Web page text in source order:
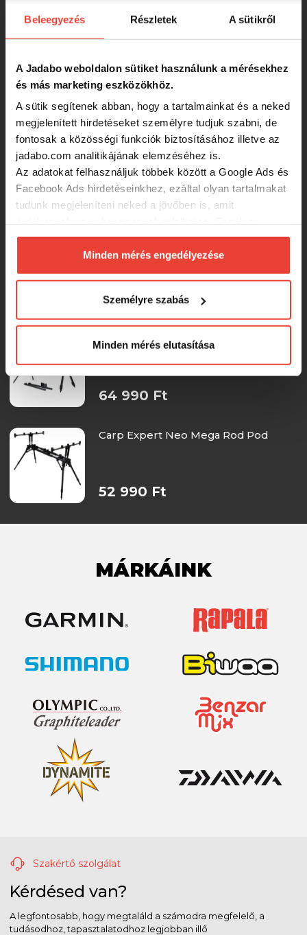
Beleegyezés Részletek A sütikről
A Jadabo weboldalon sütiket használunk a mérésekhez
és más marketing eszközökhöz.
A sütik segítenek abban, hogy a tartalmainkat és a neked
megjelenített hirdetéseket személyre tudjuk szabni, de
fontosak a közösségi funkciók biztosításához illetve az
jadabo.com analitikájának elemzéséhez is.
Az adatokat felhasználjuk többek között a Google Ads és
Facebook Ads hirdetéseinkhez, ezáltal olyan tartalmakat
tudunk megjeleníteni neked a jövőben is, amit
biztosításához arra kérünk, hogy engedd meg
számunkra minden mérés használatát.
Természetesensoha semmilyen formában nem fogunk
megváltoztathatod a döntésed ezzel kapcsolatban.
Előre is köszönjük!
Minden mérés engedélyezése
Személyre szabás
Minden mérés elutasítása
SZINTÉN KIVÁLÓAK
bottartó állvány / aluminium
44 000 Ft
ANACONDA Magist Rod Pod
26 000 Ft
bottartó állvány
-29% 19 999 Ft
The One Mega Rod Pod
64 990 Ft
Carp Expert Neo Mega Rod Pod
52 990 Ft
MÁRKÁINK
Szakértő szolgálat
Kérdésed van?
A legfontosabb, hogy megtaláld a számodra megfelelő, a
tudásodhoz, tapasztalatodhoz legjobban illő